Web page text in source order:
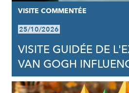
VISITE COMMENTÉE
25/10/2026
VISITE GUIDÉE DE
VAN GOGH